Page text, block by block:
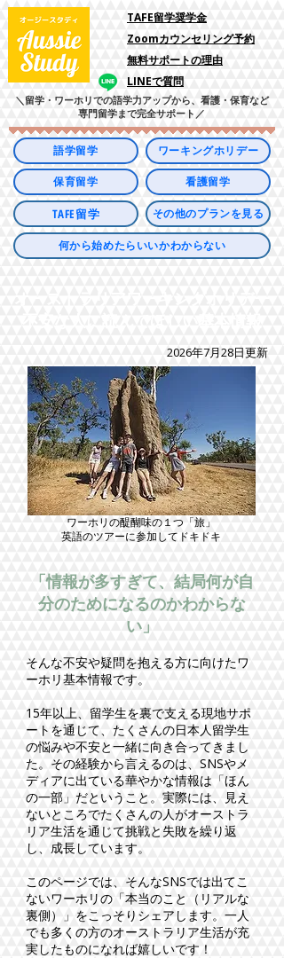
​TAFE留学奨学金
Zoomカウンセリング予約
​無料サポートの理由
LINEで質問
＼留学・ワーホリでの語学力アップから、看護・保育など
専門留学まで完全サポート／
語学留学
保育留学
TAFE留学
ワーキングホリデー
看護留学
その他のプランを見る
何から始めたらいいかわからない
2026年7月28日更新
ワーホリの醍醐味の１つ「旅」
英語のツアーに参加してドキドキ
「情報が多すぎて、結局何が自
分のためになるのかわからな
い」
そんな不安や疑問を抱える方に向けたワ
ーホリ基本情報です。
15年以上、留学生を裏で支える現地サポ
ートを通じて、たくさんの日本人留学生
の悩みや不安と一緒に向き合ってきまし
た。その経験から言えるのは、SNSやメ
ディアに出ている華やかな情報は「ほん
の一部」だということ。実際には、見え
ないところでたくさんの人がオーストラ
リア生活を通じて挑戦と失敗を繰り返
し、成長しています。
このページでは、そんなSNSでは出てこ
ないワーホリの「本当のこと（リアルな
裏側）」をこっそりシェアします。一人
でも多くの方のオーストラリア生活が充
実したものになれば嬉しいです！